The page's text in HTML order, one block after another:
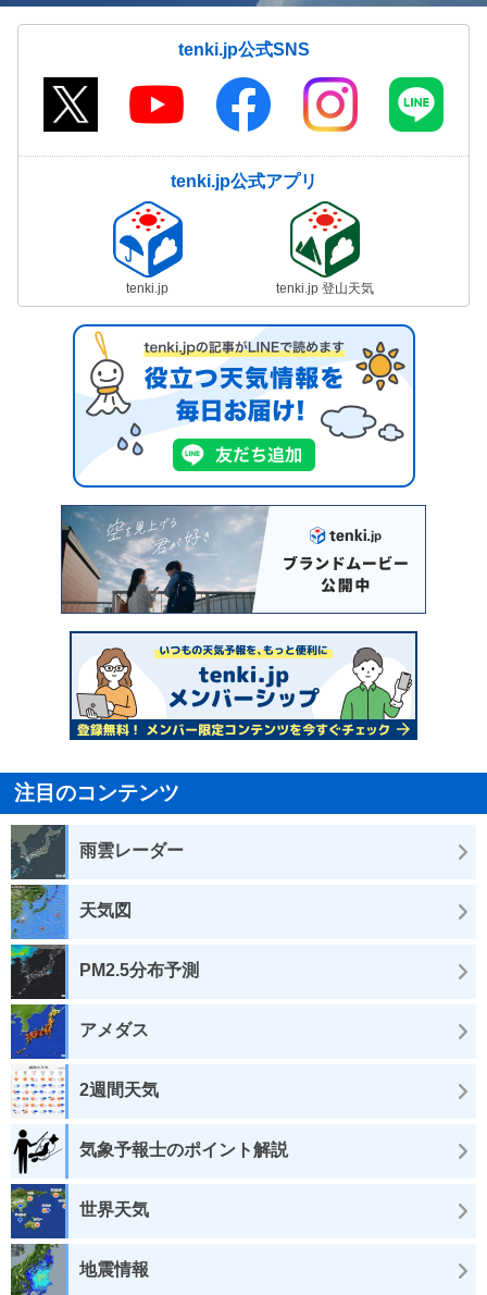
tenki.jp公式SNS
tenki.jp公式アプリ
tenki.jp tenki.jp 登山天気
注目のコンテンツ
雨雲レーダー
天気図
PM2.5分布予測
アメダス
2週間天気
気象予報士のポイント解説
世界天気
地震情報